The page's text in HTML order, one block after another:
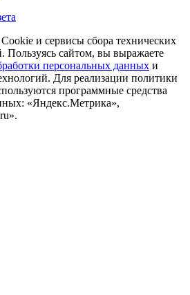
и сервисы сбора технических
Пользуясь сайтом, вы выражаете
персональных данных и
Для реализации политики
программные средства
«Яндекс.Метрика»,